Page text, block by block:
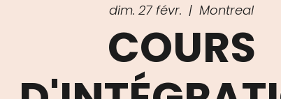
dim. 27 févr.
  |
Montreal
COURS